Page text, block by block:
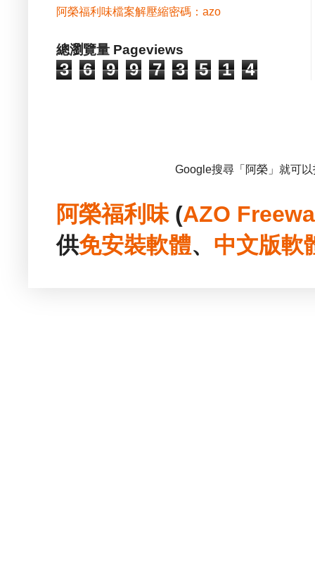
阿榮福利味檔案解壓縮密碼：azo
總瀏覽量 Pageviews
3 6 9 9 7 3 5 1 4
Google搜尋「阿榮」就可
阿榮福利味(AZO
供免安裝軟體、 中文版軟